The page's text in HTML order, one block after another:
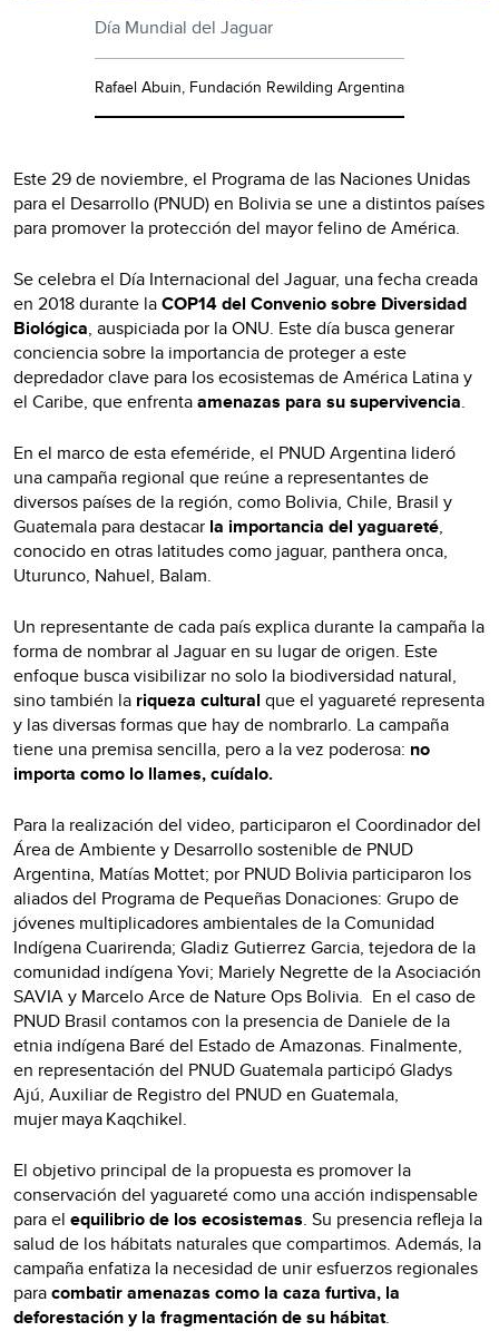
Día Mundial del Jaguar
Rafael Abuin, Fundación Rewilding Argentina
Este 29 de noviembre, el Programa de las Naciones Unidas
para el Desarrollo (PNUD) en Bolivia se une a distintos países
para promover la protección del mayor felino de América.
Se celebra el Día Internacional del Jaguar, una fecha creada
en 2018 durante laCOP14 del Convenio sobre Diversidad
Biológica, auspiciada por la ONU. Este día busca generar
conciencia sobre la importancia de proteger a este
depredador clave para los ecosistemas de América Latina y
el Caribe, que enfrentaamenazas para su supervivencia.
En el marco de esta efeméride, el PNUD Argentina lideró
una campaña regional que reúne a representantes de
diversos países de la región, como Bolivia, Chile, Brasil y
Guatemala para destacar la importancia del yaguareté,
conocido en otras latitudes como jaguar, panthera onca,
Uturunco, Nahuel, Balam.
Un representante de cada país explica durante la campaña la
forma de nombrar al Jaguar en su lugar de origen. Este
enfoque busca visibilizar no solo la biodiversidad natural,
sino también la riqueza cultural que el yaguareté representa
y las diversas formas que hay de nombrarlo. La campaña
tiene una premisa sencilla, pero a la vez poderosa: no
importa como lo llames, cuídalo.
Para la realización del video, participaron el Coordinador del
Área de Ambiente y Desarrollo sostenible de PNUD
Argentina, Matías Mottet; por PNUD Bolivia participaron los
aliados del Programa de Pequeñas Donaciones: Grupo de
jóvenes multiplicadores ambientales de la Comunidad
Indígena Cuarirenda; Gladiz Gutierrez Garcia, tejedora de la
comunidad indígena Yovi; Mariely Negrette de la Asociación
SAVIA y Marcelo Arce de Nature Ops Bolivia. En el caso de
PNUD Brasil contamos con la presencia de Daniele de la
etnia indígena Baré del Estado de Amazonas. Finalmente,
en representación del PNUD Guatemala participó Gladys
Ajú, Auxiliar de Registro del PNUD en Guatemala,
mujer maya Kaqchikel.
El objetivo principal de la propuesta es promover la
conservación del yaguareté como una acción indispensable
para el equilibrio de los ecosistemas. Su presencia refleja la
salud de los hábitats naturales que compartimos. Además, la
campaña enfatiza la necesidad de unir esfuerzos regionales
paracombatir amenazas como la caza furtiva, la
deforestación y la fragmentación de su hábitat.